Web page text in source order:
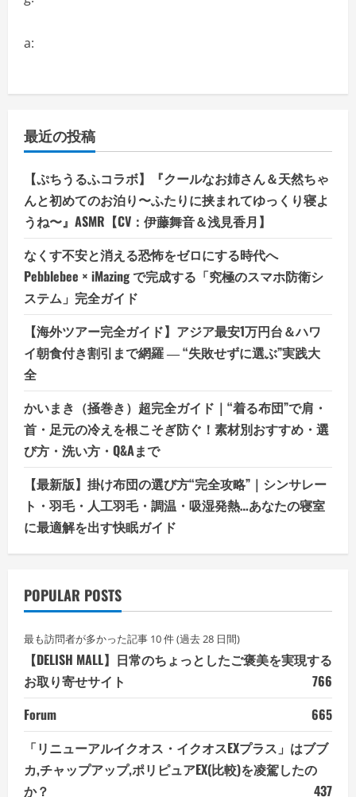
a:
最近の投稿
【ぷちうるふコラボ】『クールなお姉さん＆天然ちゃ
んと初めてのお泊り〜ふたりに挟まれてゆっくり寝よ
うね〜』ASMR【CV：伊藤舞音＆浅見香月】
なくす不安と消える恐怖をゼロにする時代へ
Pebblebee × iMazing で完成する「究極のスマホ防衛シ
ステム」完全ガイド
【海外ツアー完全ガイド】アジア最安1万円台＆ハワ
イ朝食付き割引まで網羅 ― “失敗せずに選ぶ”実践大
全
かいまき（掻巻き）超完全ガイド｜“着る布団”で肩・
首・足元の冷えを根こそぎ防ぐ！素材別おすすめ・選
び方・洗い方・Q&Aまで
【最新版】掛け布団の選び方“完全攻略”｜シンサレー
ト・羽毛・人工羽毛・調温・吸湿発熱…あなたの寝室
に最適解を出す快眠ガイド
POPULAR POSTS
最も訪問者が多かった記事 10 件 (過去 28 日間)
【DELISH MALL】日常のちょっとしたご褒美を実現する
お取り寄せサイト
766
Forum
665
「リニューアルイクオス・イクオスEXプラス」はブブ
カ,チャップアップ,ポリピュアEX(比較)を凌駕したの
か？
437